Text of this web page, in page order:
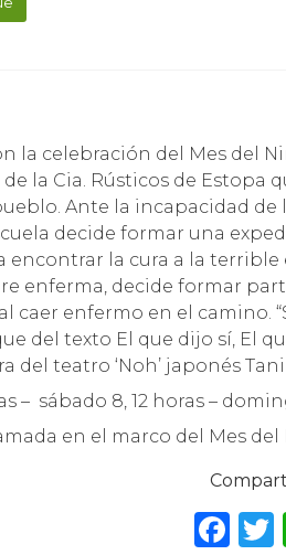
la celebración del Mes del
la Cia. Rústicos de Estopa
Ante la incapacidad de
decide formar una
encontrar la cura a la
enferma, decide formar
caer enfermo en el camino.
del texto El que dijo sí, El
del teatro ‘Noh’ japonés
– sábado 8, 12 horas –
en el marco del Mes del
F